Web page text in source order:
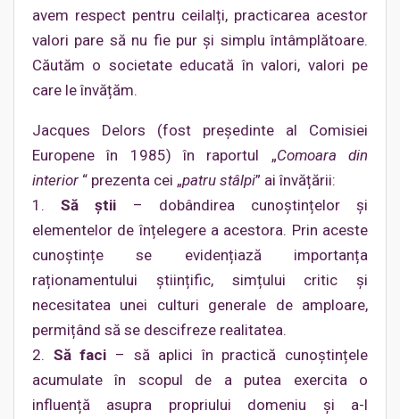
avem respect pentru ceilalți, practicarea acestor
valori pare să nu fie pur și simplu întâmplătoare.
Căutăm o societate educată în valori, valori pe
care le învățăm.
Jacques Delors (fost președinte al Comisiei
Europene în 1985) în raportul „Comoara din
interior “ prezenta cei „patru stâlpi” ai învățării:
1.Să știi – dobândirea cunoștințelor și
elementelor de înțelegere a acestora. Prin aceste
cunoștințe se evidențiază importanța
raționamentului științific, simțului critic și
necesitatea unei culturi generale de amploare,
permițând să se descifreze realitatea.
2. Să faci – să aplici în practică cunoștințele
acumulate în scopul de a putea exercita o
influență asupra propriului domeniu și a-l